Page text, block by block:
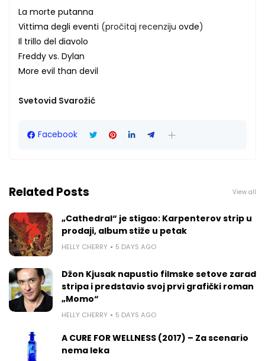
La morte putanna
Vittima degli eventi (pročitaj recenziju ovde)
Il trillo del diavolo
Freddy vs. Dylan
More evil than devil
Svetovid Svarožić
Facebook
Related Posts View all
„Cathedral“ je stigao: Karpenterov strip u
prodaji, album stiže u petak
HELLY CHERRY 5 DAYS AGO
Džon Kjusak napustio filmske setove zarad
stripa i predstavio svoj prvi grafički roman
„Momo“
HELLY CHERRY 5 DAYS AGO
A CURE FOR WELLNESS (2017) – Za scenario
nema leka